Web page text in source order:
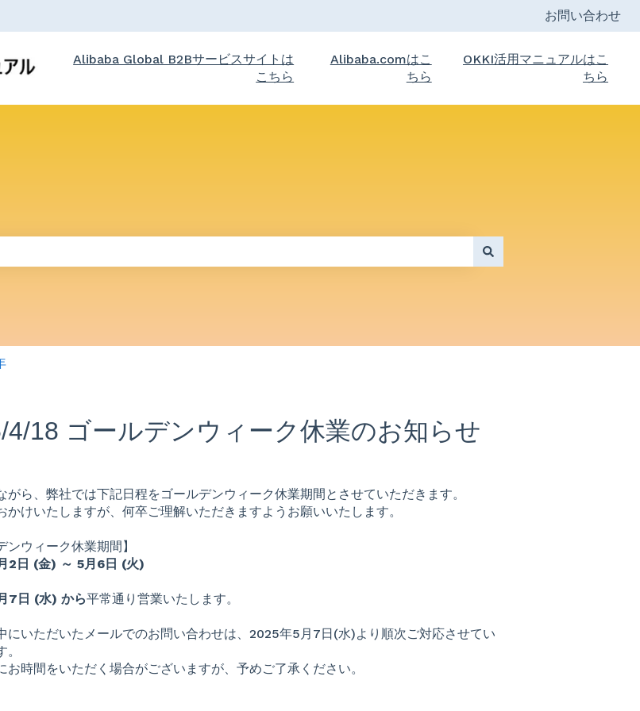
お問い合わせ
Alibaba Global B2Bサービスサイトは
こちら
Alibaba.comはこ
ちら
OKKI活用マニュアルはこ
ちら
4/18 ゴールデンウィーク休業のお知らせ
がら、弊社では下記日程をゴールデンウィーク休業期間とさせていただきます。
かけいたしますが、何卒ご理解いただきますようお願いいたします。
ンウィーク休業期間】
2日 (金) ～ 5月6日 (火)
7日 (水) から平常通り営業いたします。
にいただいたメールでのお問い合わせは、2025年5月7日(水)より順次ご対応させてい
お時間をいただく場合がございますが、予めご了承ください。